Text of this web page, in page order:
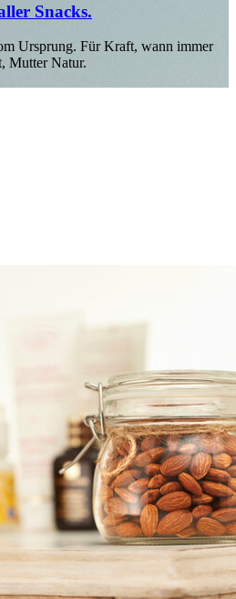
Snacks.
Ursprung. Für Kraft, wann immer
Mutter Natur.